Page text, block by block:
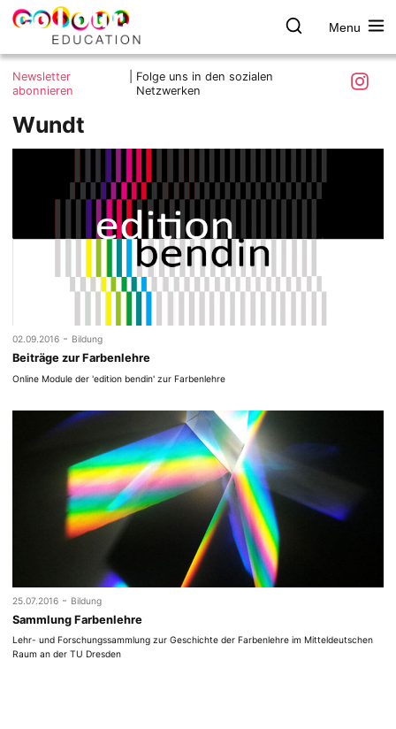
Skip
colour.education
Farbe
entdecken
Menu
Was ist colour.education?
Ziele und Mitmachen
Kontakt
Impressum
Newsletter
abonnieren
Folge uns in den sozialen
Netzwerken
Wundt
02.09.2016 - Bildung
Beiträge zur Farbenlehre
Online Module der 'edition bendin' zur Farbenlehre
25.07.2016 - Bildung
Sammlung Farbenlehre
Lehr- und Forschungssammlung zur Geschichte der Farbenlehre im Mitteldeutschen
Raum an der TU Dresden